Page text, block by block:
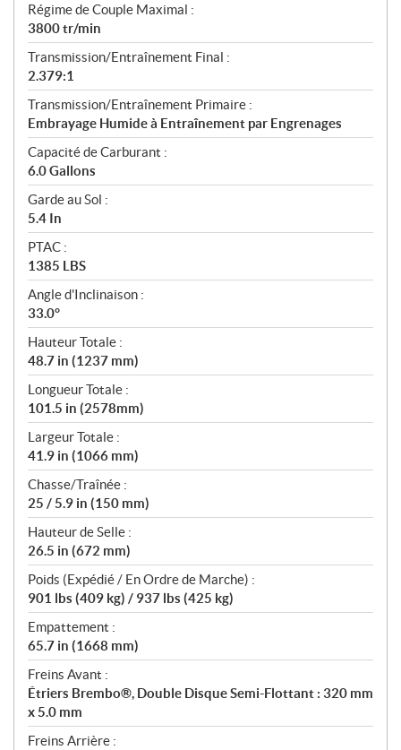
Régime de Couple Maximal :
3800 tr/min
Transmission/Entraînement Final :
2.379:1
Transmission/Entraînement Primaire :
Embrayage Humide à Entraînement par Engrenages
Capacité de Carburant :
6.0 Gallons
Garde au Sol :
5.4 In
PTAC :
1385 LBS
Angle d'Inclinaison :
33.0°
Hauteur Totale :
48.7 in (1237 mm)
Longueur Totale :
101.5 in (2578mm)
Largeur Totale :
41.9 in (1066 mm)
Chasse/Traînée :
25 / 5.9 in (150 mm)
Hauteur de Selle :
26.5 in (672 mm)
Poids (Expédié / En Ordre de Marche) :
901 lbs (409 kg) / 937 lbs (425 kg)
Empattement :
65.7 in (1668 mm)
Freins Avant :
Étriers Brembo®, Double Disque Semi-Flottant : 320 mm
x 5.0 mm
Freins Arrière :